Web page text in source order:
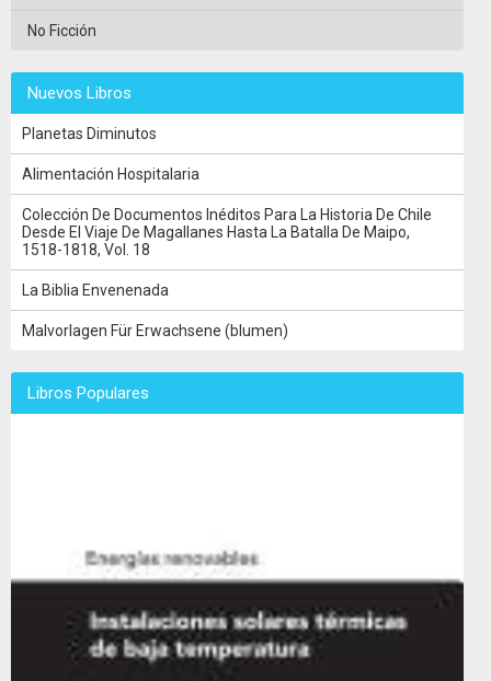
No Ficción
Nuevos Libros
Planetas Diminutos
Alimentación Hospitalaria
Colección De Documentos Inéditos Para La Historia De Chile
Desde El Viaje De Magallanes Hasta La Batalla De Maipo,
1518-1818, Vol. 18
La Biblia Envenenada
Malvorlagen Für Erwachsene (blumen)
Libros Populares